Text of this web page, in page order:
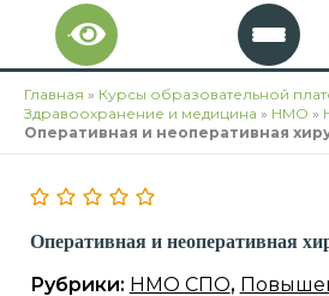
Перейти
содержимому
Главная » Курсы образовательной
Здравоохранение и медицина » НМО »
Оперативная и неоперативная
Оперативная и неоперативная
Рубрики: НМО СПО,